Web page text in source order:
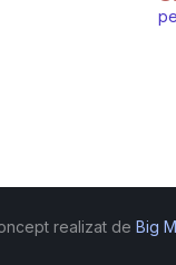
realizat de Big